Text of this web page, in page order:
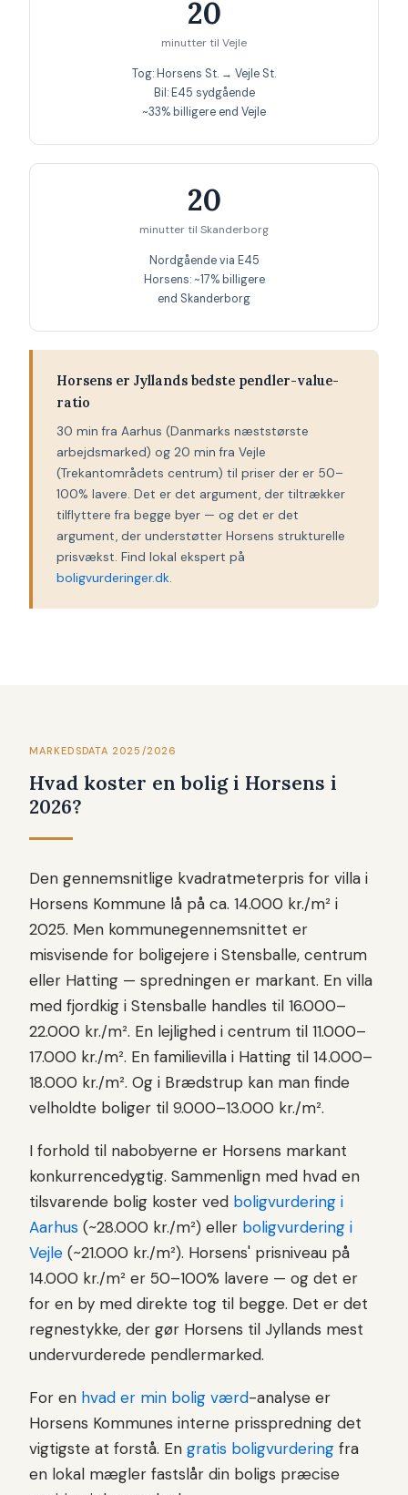
20
minutter til Vejle
Tog: Horsens St. → Vejle St.
Bil: E45 sydgående
~33% billigere end Vejle
20
minutter til Skanderborg
Nordgående via E45
Horsens: ~17% billigere
end Skanderborg
Horsens er Jyllands bedste pendler-value-
ratio
30 min fra Aarhus (Danmarks næststørste
arbejdsmarked) og 20 min fra Vejle
(Trekantområdets centrum) til priser der er 50–
100% lavere. Det er det argument, der tiltrækker
tilflyttere fra begge byer — og det er det
argument, der understøtter Horsens strukturelle
prisvækst. Find lokal ekspert på
boligvurderinger.dk.
MARKEDSDATA 2025/2026
Hvad koster en bolig i Horsens i
2026?
Den gennemsnitlige kvadratmeterpris for villa i
Horsens Kommune lå på ca. 14.000 kr./m² i
2025. Men kommunegennemsnittet er
misvisende for boligejere i Stensballe, centrum
eller Hatting — spredningen er markant. En villa
med fjordkig i Stensballe handles til 16.000–
22.000 kr./m². En lejlighed i centrum til 11.000–
17.000 kr./m². En familievilla i Hatting til 14.000–
18.000 kr./m². Og i Brædstrup kan man finde
velholdte boliger til 9.000–13.000 kr./m².
I forhold til nabobyerne er Horsens markant
konkurrencedygtig. Sammenlign med hvad en
tilsvarende bolig koster ved boligvurdering i
Aarhus (~28.000 kr./m²) eller boligvurdering i
Vejle (~21.000 kr./m²). Horsens' prisniveau på
14.000 kr./m² er 50–100% lavere — og det er
for en by med direkte tog til begge. Det er det
regnestykke, der gør Horsens til Jyllands mest
undervurderede pendlermarked.
For en hvad er min bolig værd-analyse er
Horsens Kommunes interne prisspredning det
vigtigste at forstå. En gratis boligvurdering fra
en lokal mægler fastslår din boligs præcise